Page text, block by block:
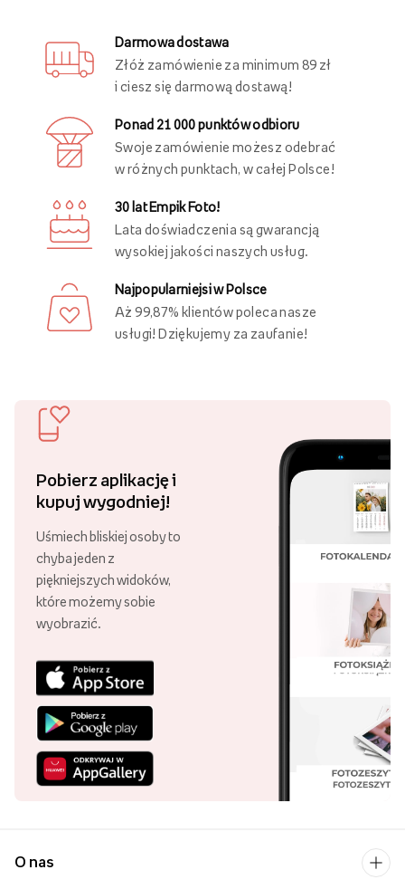
Darmowa dostawa
Złóż zamówienie za minimum 89 zł
i ciesz się darmową dostawą!
Ponad 21 000 punktów odbioru
Swoje zamówienie możesz odebrać
w różnych punktach, w całej Polsce!
30 lat Empik Foto!
Lata doświadczenia są gwarancją
wysokiej jakości naszych usług.
Najpopularniejsi w Polsce
Aż 99,87% klientów poleca nasze
usługi! Dziękujemy za zaufanie!
Pobierz aplikację i
kupuj wygodniej!
Uśmiech bliskiej osoby to
chyba jeden z
piękniejszych widoków,
które możemy sobie
wyobrazić.
O nas